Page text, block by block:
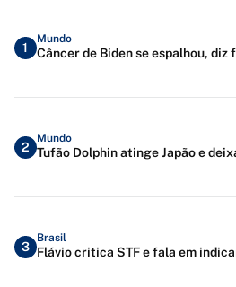
1
Mundo
Câncer de Biden se espalhou, diz
2
Mundo
Tufão Dolphin atinge Japão e
3
Brasil
Flávio critica STF e fala em